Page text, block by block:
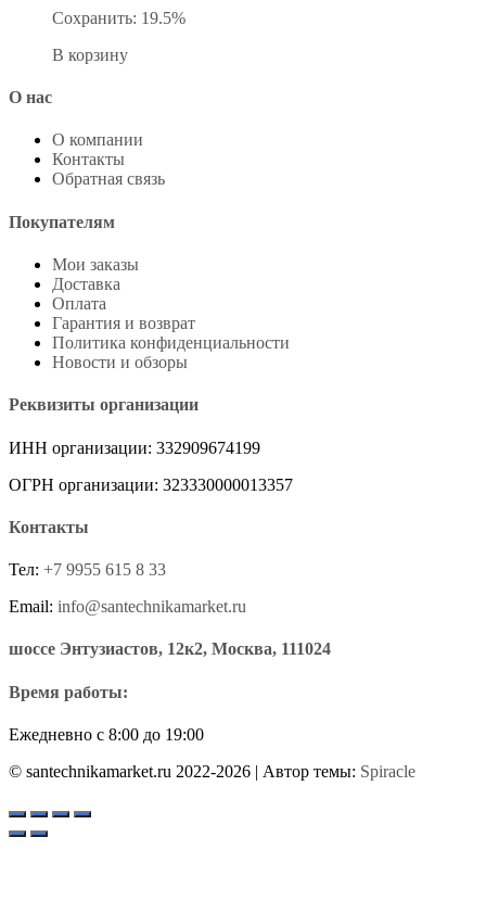
Сохранить: 19.5%
В корзину
О нас
О компании
Контакты
Обратная связь
Покупателям
Мои заказы
Доставка
Оплата
Гарантия и возврат
Политика конфиденциальности
Новости и обзоры
Реквизиты организации
ИНН организации: 332909674199
ОГРН организации: 323330000013357
Контакты
Тел: +7 9955 615 8 33
Email: info@santechnikamarket.ru
шоссе Энтузиастов, 12к2, Москва, 111024
Время работы:
Ежедневно с 8:00 до 19:00
© santechnikamarket.ru 2022-2026 | Автор темы: Spiracle